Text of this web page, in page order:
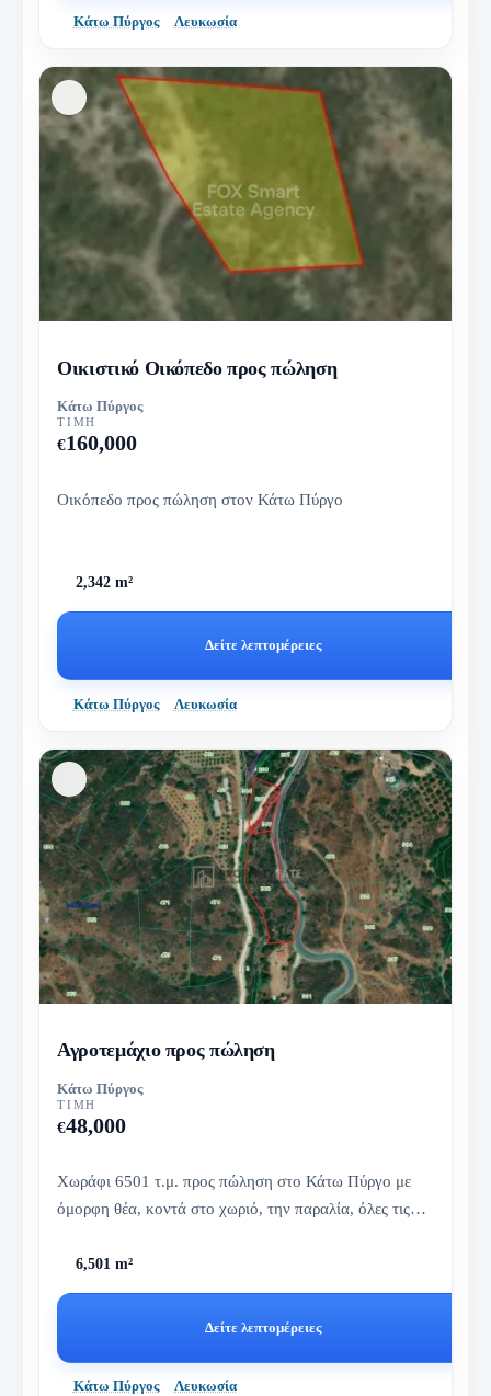
Κάτω Πύργος Λευκωσία
Οικιστικό Οικόπεδο προς πώληση
Κάτω Πύργος
ΤΙΜΉ
€160,000
Οικόπεδο προς πώληση στον Κάτω Πύργο
2,342 m²
Δείτε λεπτομέρειες
Κάτω Πύργος Λευκωσία
Αγροτεμάχιο προς πώληση
Κάτω Πύργος
ΤΙΜΉ
€48,000
Χωράφι 6501 τ.μ. προς πώληση στο Κάτω Πύργο με
όμορφη θέα, κοντά στο χωριό, την παραλία, όλες τις
6,501 m²
Δείτε λεπτομέρειες
Κάτω Πύργος Λευκωσία